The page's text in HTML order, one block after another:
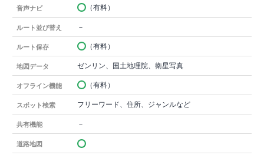
音声ナビ （有料）
ルート並び替え －
ルート保存 （有料）
地図データ ゼンリン、国土地理院、衛星写真
オフライン機能 （有料）
スポット検索 フリーワード、住所、ジャンルなど
共有機能 －
道路地図